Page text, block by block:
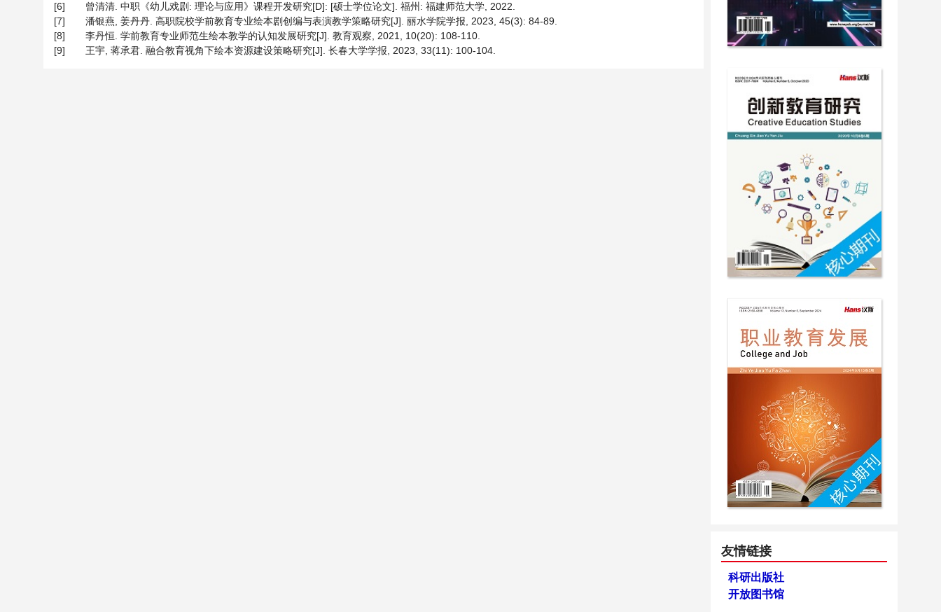
[6]
曾清清. 中职《幼儿戏剧: 理论与应用》课程开发研究[D]: [硕士学位论文]. 福州: 福建师范大学, 2022.
[7]
潘银燕, 姜丹丹. 高职院校学前教育专业绘本剧创编与表演教学策略研究[J]. 丽水学院学报, 2023, 45(3): 84-89.
[8]
李丹恒. 学前教育专业师范生绘本教学的认知发展研究[J]. 教育观察, 2021, 10(20): 108-110.
[9]
王宇, 蒋承君. 融合教育视角下绘本资源建设策略研究[J]. 长春大学学报, 2023, 33(11): 100-104.
友情链接
科研出版社
开放图书馆